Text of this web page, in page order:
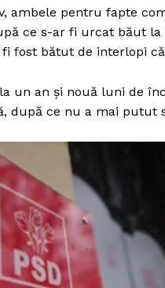
ambele pentru fapte
ce s-ar fi urcat băut la
fost bătut de interlopi
un an şi nouă luni de
după ce nu a mai putut